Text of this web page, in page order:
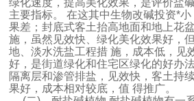
绿化速度，提高美化效果，是评价盐
主要指标。 在这其中生物改碱投资*
果差；封底式客土抬高地面和地上花
施，虽然见效快、绿化美化效果好，
地、淡水洗盐工程措 施，成本低，见
好，是街道绿化和住宅区绿化的好办
隔离层和渗管排盐，见效快，客土持
果好，成本相对较底，值 得推广。